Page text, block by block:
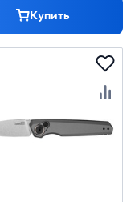
Купить